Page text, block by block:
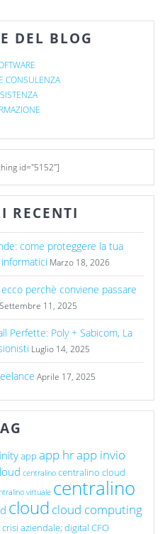
DEL BLOG
CONSULENZA
id="5152"]
RECENTI
come proteggere la tua
Marzo 18, 2026
perchè conviene passare
Settembre 11, 2025
Perfette: Poly + Sabicom, La
Luglio 14, 2025
Aprile 17, 2025
app app hrapp invio
centralino centralino cloud
virtuale centralino
cloud cloud computing
aziendale; digital CFO